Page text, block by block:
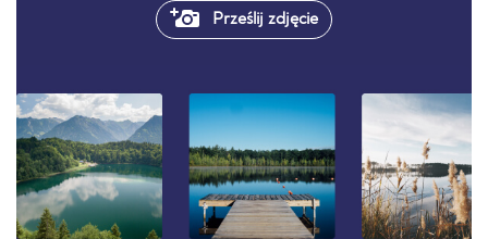
Prześlij zdjęcie